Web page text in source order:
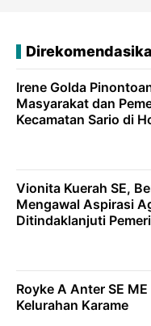
Irene Golda
Masyarakat dan
Kecamatan Sario di
Vionita Kuerah SE,
Mengawal Aspirasi
Ditindaklanjuti
Royke A Anter SE
Kelurahan Karame